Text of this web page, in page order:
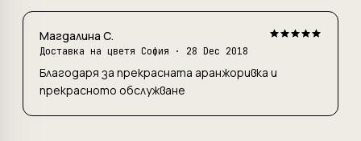
Магдалина С.
Доставка на цветя София · 28 Dec 2018
Благодаря за прекрасната аранжоривка и
прекрасното обслужване